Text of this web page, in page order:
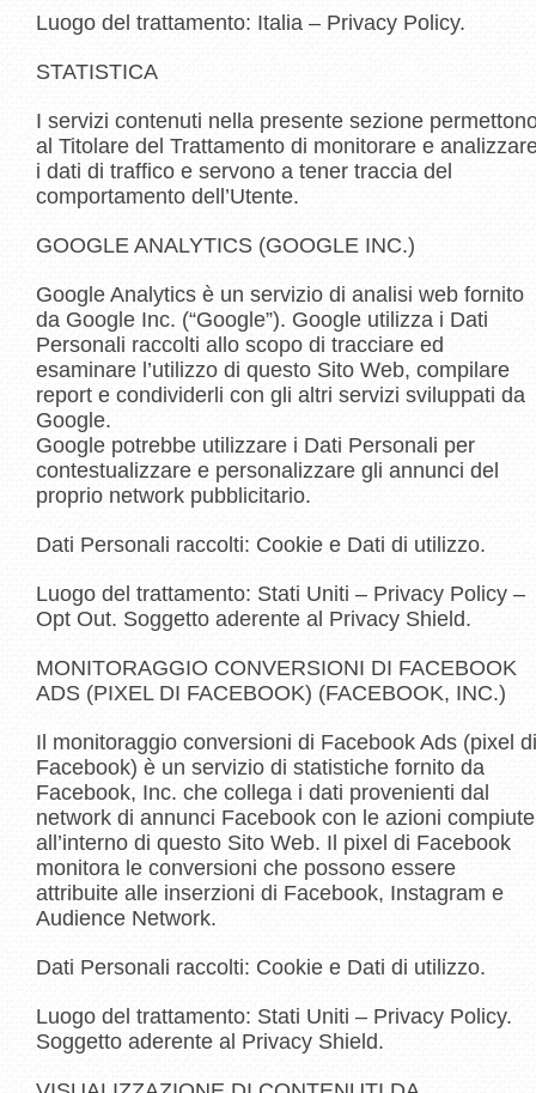
Luogo del trattamento: Italia – Privacy Policy.
STATISTICA
I servizi contenuti nella presente sezione
al Titolare del Trattamento di monitorare e
i dati di traffico e servono a tener traccia del
comportamento dell’Utente.
GOOGLE ANALYTICS (GOOGLE INC.)
Google Analytics è un servizio di analisi web fornito
da Google Inc. (“Google”). Google utilizza i Dati
Personali raccolti allo scopo di tracciare ed
esaminare l’utilizzo di questo Sito Web, compilare
report e condividerli con gli altri servizi sviluppati da
Google.
Google potrebbe utilizzare i Dati Personali per
contestualizzare e personalizzare gli annunci del
proprio network pubblicitario.
Dati Personali raccolti: Cookie e Dati di utilizzo.
Luogo del trattamento: Stati Uniti – Privacy Policy –
Opt Out. Soggetto aderente al Privacy Shield.
MONITORAGGIO CONVERSIONI DI FACEBOOK
ADS (PIXEL DI FACEBOOK) (FACEBOOK, INC.)
Il monitoraggio conversioni di Facebook Ads (pixel di
Facebook) è un servizio di statistiche fornito da
Facebook, Inc. che collega i dati provenienti dal
network di annunci Facebook con le azioni compiute
all’interno di questo Sito Web. Il pixel di Facebook
monitora le conversioni che possono essere
attribuite alle inserzioni di Facebook, Instagram e
Audience Network.
Dati Personali raccolti: Cookie e Dati di utilizzo.
Luogo del trattamento: Stati Uniti – Privacy Policy.
Soggetto aderente al Privacy Shield.